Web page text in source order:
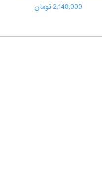
2,148,000 تومان